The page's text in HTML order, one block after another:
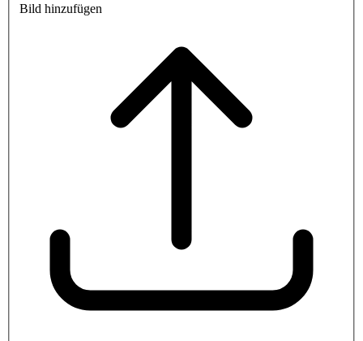
Bild hinzufügen